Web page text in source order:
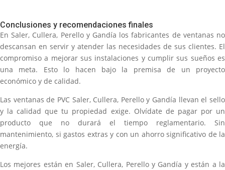
Conclusiones y recomendaciones finales
En Saler, Cullera, Perello y Gandía los fabricantes de ventanas no
descansan en servir y atender las necesidades de sus clientes. El
compromiso a mejorar sus instalaciones y cumplir sus sueños es
una meta. Esto lo hacen bajo la premisa de un proyecto
económico y de calidad.
Las ventanas de PVC Saler, Cullera, Perello y Gandía llevan el sello
y la calidad que tu propiedad exige. Olvídate de pagar por un
producto que no durará el tiempo reglamentario. Sin
mantenimiento, si gastos extras y con un ahorro significativo de la
energía.
Los mejores están en Saler, Cullera, Perello y Gandía y están a la